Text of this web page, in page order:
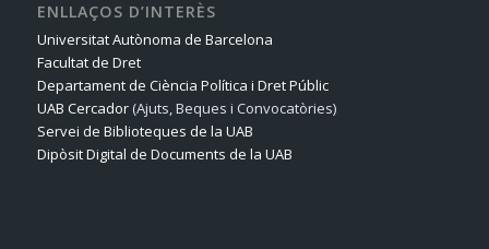
ENLLAÇOS D’INTERÈS
Universitat Autònoma de Barcelona
Facultat de Dret
Departament de Ciència Política i Dret Públic
UAB Cercador(Ajuts, Beques i Convocatòries)
Servei de Biblioteques de la UAB
Dipòsit Digital de Documents de la UAB